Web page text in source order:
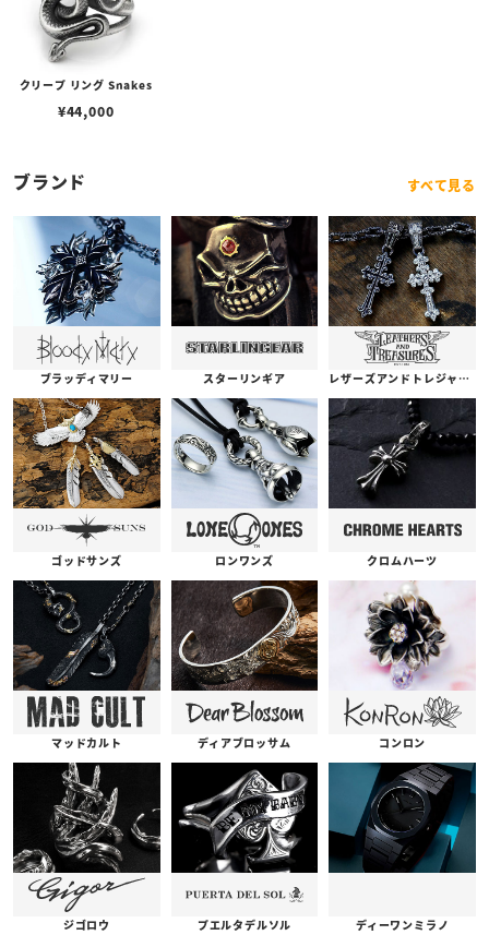
クリープ リング Snakes
¥44,000
ブランド すべて見る
ブラッディマリー スターリンギア レザーズアンドトレジャーズ
ゴッドサンズ ロンワンズ クロムハーツ
マッドカルト ディアブロッサム コンロン
ジゴロウ プエルタデルソル ディーワンミラノ